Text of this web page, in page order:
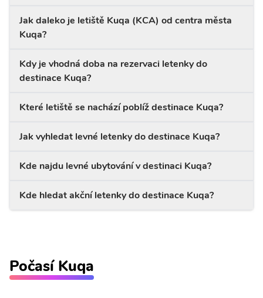
Jak daleko je letiště Kuqa (KCA) od centra města
Kuqa?
Kdy je vhodná doba na rezervaci letenky do
destinace Kuqa?
Které letiště se nachází poblíž destinace Kuqa?
Jak vyhledat levné letenky do destinace Kuqa?
Kde najdu levné ubytování v destinaci Kuqa?
Kde hledat akční letenky do destinace Kuqa?
Počasí Kuqa